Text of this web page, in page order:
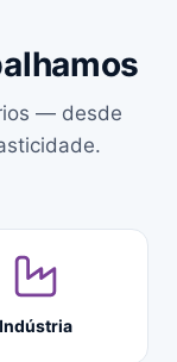
— desde
Indústria